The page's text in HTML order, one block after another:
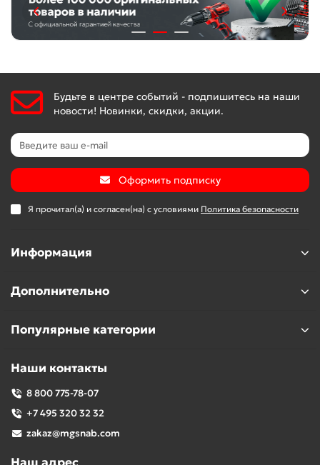
Будьте в центре событий - подпишитесь на наши
новости! Новинки, скидки, акции.
Оформить подписку
Я прочитал(а) и согласен(на) с условиями Политика безопасности
Информация
Дополнительно
Популярные категории
Наши контакты
8 800 775-78-07
+7 495 320 32 32
zakaz@mgsnab.com